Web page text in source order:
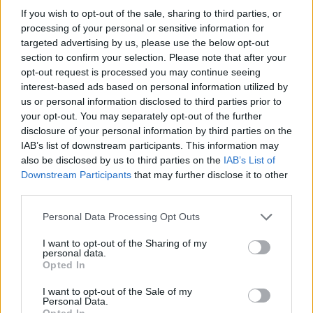
If you wish to opt-out of the sale, sharing to third parties, or
processing of your personal or sensitive information for
targeted advertising by us, please use the below opt-out
section to confirm your selection. Please note that after your
opt-out request is processed you may continue seeing
interest-based ads based on personal information utilized by
us or personal information disclosed to third parties prior to
your opt-out. You may separately opt-out of the further
disclosure of your personal information by third parties on the
IAB’s list of downstream participants. This information may
also be disclosed by us to third parties on the IAB’s List of
Downstream Participants that may further disclose it to other
Personal Data Processing Opt Outs
I want to opt-out of the Sharing of my
personal data.
Opted In
I want to opt-out of the Sale of my
Personal Data.
νέα βιομηχανική επανάσταση
εκατ. ευρώ για την
αναβάθμιση των ερευνητικών
υποδομών
Σ.Καλαφάτης: Πάνω από 300
εκ. ευρώ για την αναβάθμιση
των ερευνητικών υποδομών
Σ.Καλαφάτης: Καλλιεργούμε
μια οριζόντια κουλτούρα
καινοτομίας - Εστιάζουμε στη
βιομηχανίας, μειώνουμε τις